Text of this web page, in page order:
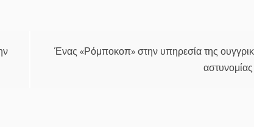
Ένας «Ρόμποκοπ» στην υπηρεσία της
αστυνομίας